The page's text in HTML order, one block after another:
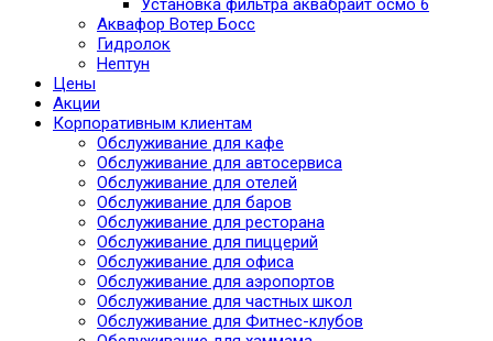
Установка фильтра аквабрайт осмо 6
Аквафор Вотер Босс
Гидролок
Нептун
Цены
Акции
Корпоративным клиентам
Обслуживание для кафе
Обслуживание для автосервиса
Обслуживание для отелей
Обслуживание для баров
Обслуживание для ресторана
Обслуживание для пиццерий
Обслуживание для офиса
Обслуживание для аэропортов
Обслуживание для частных школ
Обслуживание для Фитнес-клубов